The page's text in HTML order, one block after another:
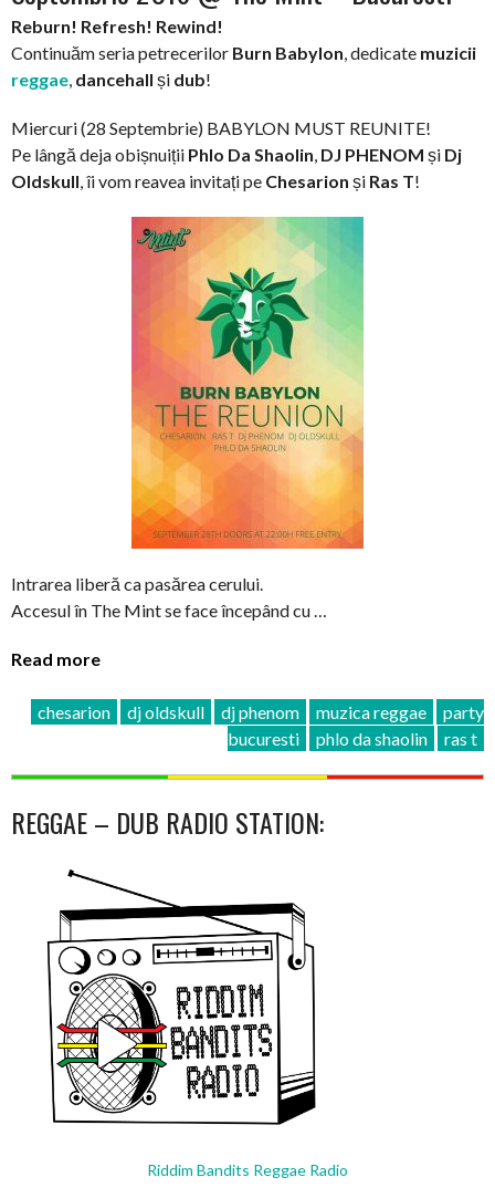
Reburn! Refresh! Rewind!
Continuăm seria petrecerilor Burn Babylon, dedicate muzicii
reggae, dancehall și dub!
Miercuri (28 Septembrie) BABYLON MUST REUNITE!
Pe lângă deja obișnuiții Phlo Da Shaolin, DJ PHENOM și Dj
Oldskull, îi vom reavea invitați pe Chesarion și Ras T!
Intrarea liberă ca pasărea cerului.
Accesul în The Mint se face începând cu …
Read more
chesarion dj oldskull dj phenom muzica reggae
party
bucuresti
phlo da shaolin ras t
REGGAE – DUB RADIO STATION:
Riddim Bandits Reggae Radio